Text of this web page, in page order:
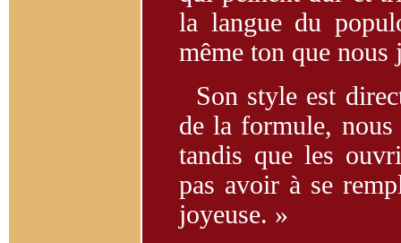
la langue du
même ton que nous
Son style est
de la formule,
tandis que les
pas avoir à se
joyeuse. »